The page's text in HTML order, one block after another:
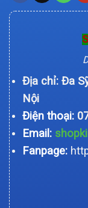
Địa chỉ: Đa
Nội
Điện thoại:
Email:
Fanpage: